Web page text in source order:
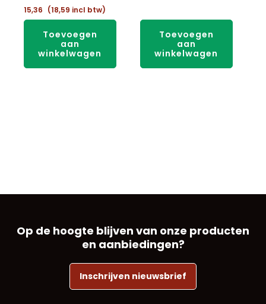
15,36 (18,59 incl btw)
Toevoegen
aan
winkelwagen
Toevoegen
aan
winkelwagen
Op de hoogte blijven van onze producten
en aanbiedingen?
Inschrijven nieuwsbrief